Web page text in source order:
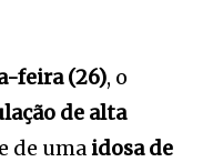
feira (26), o
de alta
de umaidosa de